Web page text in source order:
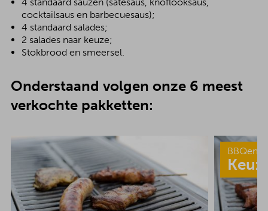
cocktailsaus en barbecuesaus);
4 standaard salades;
2 salades naar keuze;
Stokbrood en smeersel.
Onderstaand volgen onze 6 meest
verkochte pakketten: